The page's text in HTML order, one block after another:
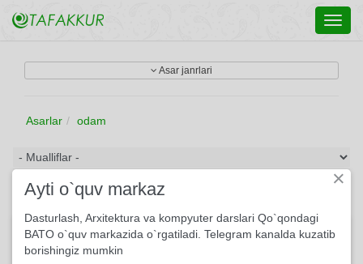
Asar janrlari
Asarlar odam
Sen baxtlisan mendan yiroqda...
Sen baxtlisan mendan yiroqda — Yelkangdagi farishta aytdi.
×
Ayti o`quv markaz
Dasturlash, Arxitektura va kompyuter darslari Qo`qondagi
BATO o`quv markazida o`rgatiladi. Telegram kanalda kuzatib
borishingiz mumkin